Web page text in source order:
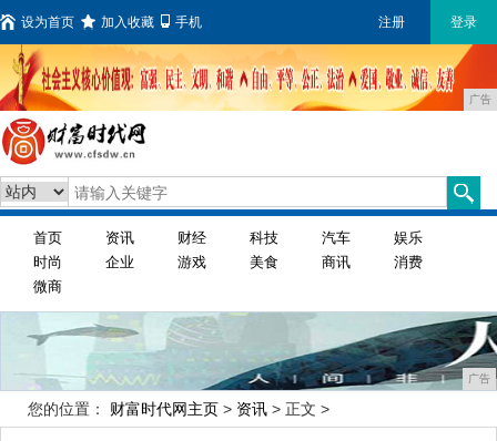
设为首页 加入收藏 手机 注册 登录
广告
首页 资讯 财经 科技 汽车
娱乐
时尚
企业 游戏 美食 商讯
消费
微商
广告
您的位置： 财富时代网主页 > 资讯 > 正文 >